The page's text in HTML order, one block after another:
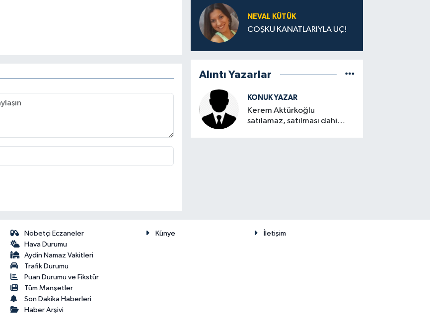
NEVAL KÜTÜK
COŞKU KANATLARIYLA UÇ!
Alıntı Yazarlar
KONUK YAZAR
Kerem Aktürkoğlu
satılamaz, satılması dahi
Nöbetçi Eczaneler
Hava Durumu
Aydin Namaz Vakitleri
Trafik Durumu
Puan Durumu ve Fikstür
Tüm Manşetler
Son Dakika Haberleri
Haber Arşivi
Künye İletişim